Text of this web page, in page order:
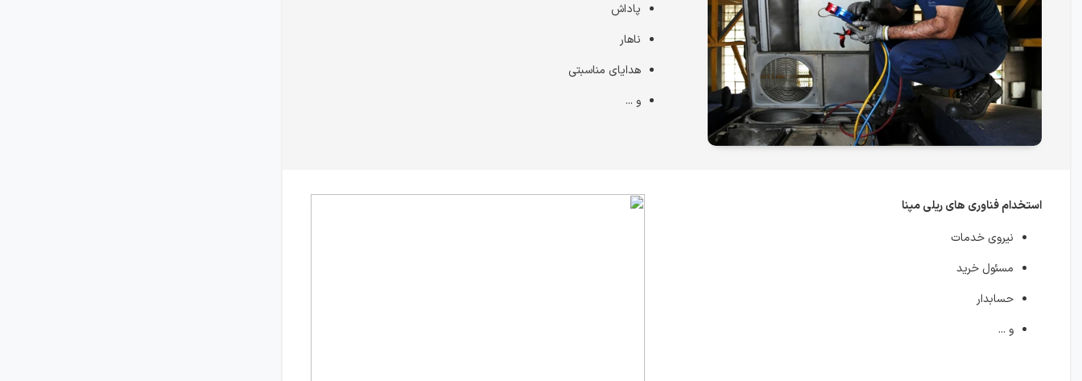
پاداش
ناهار
هدایای مناسبتی
و ...
استخدام فناوری های ریلی مپنا
نیروی خدمات
مسئول خرید
حسابدار
و ...